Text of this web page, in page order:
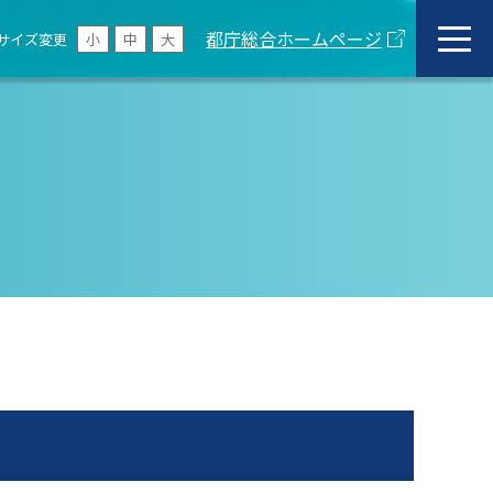
イズ変更 小 中 大 都庁総合ホームページ